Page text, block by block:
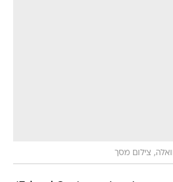
צילום מסך